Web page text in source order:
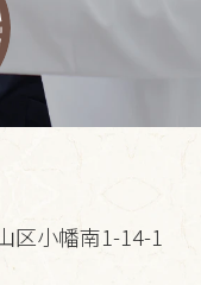
区小幡南1-14-1